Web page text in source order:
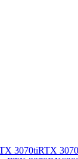
3070tiRTX